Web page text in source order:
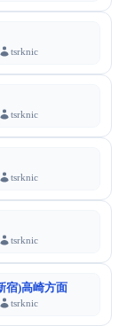
tsrknic
tsrknic
tsrknic
tsrknic
宿)高崎方面
tsrknic